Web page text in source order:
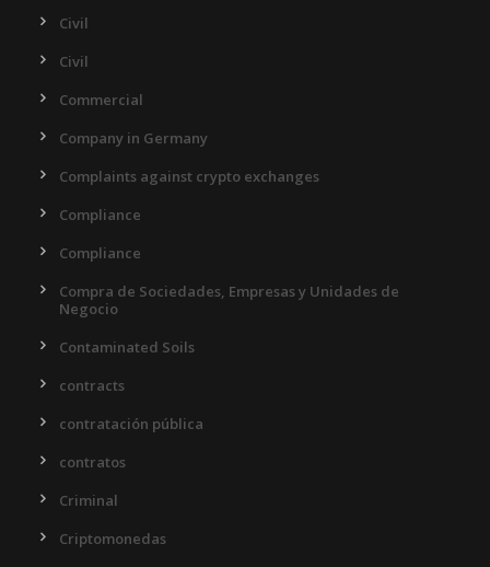
Civil
Civil
Commercial
Company in Germany
Complaints against crypto exchanges
Compliance
Compliance
Compra de Sociedades, Empresas y Unidades de
Negocio
Contaminated Soils
contracts
contratación pública
contratos
Criminal
Criptomonedas